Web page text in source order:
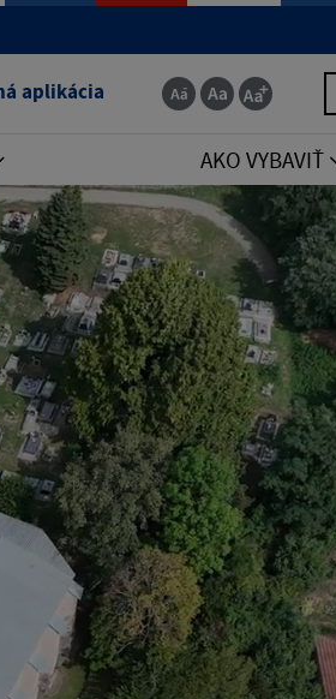
aplikácia
AKO VYBAVIŤ